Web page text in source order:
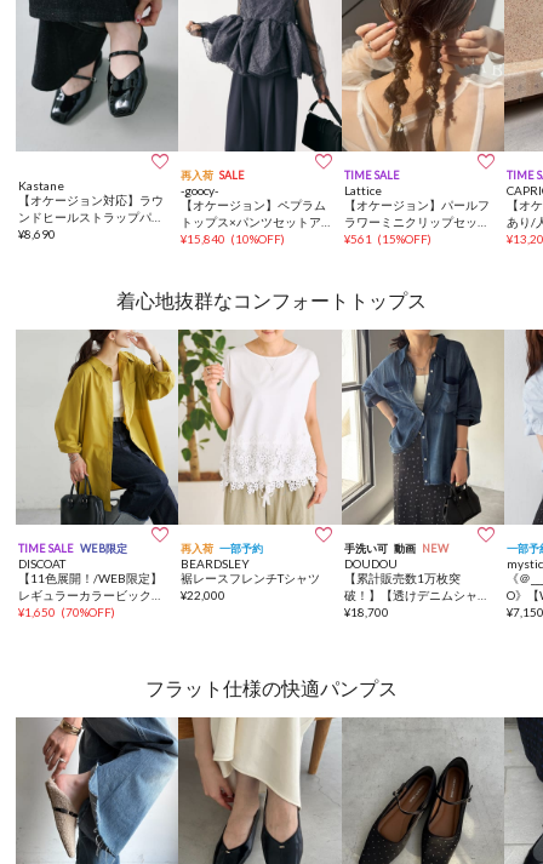

Kastane
【オケージョン対応】ラウ
ンドヒールストラップパン
プス
¥8,690
再入荷 SALE 
-goocy-
【オケージョン】ペプラム
トップス×パンツセットア
ップ
¥15,840 (10%OFF)
TIME SALE 
Lattice
【オケージョン】パールフ
ラワーミニクリップセット
(9P)
¥561 (15%OFF)
TIME
【オ
あり/
ール
¥
着心地抜群なコンフォートトップス
TIME SALE WEB限定 
DISCOAT
【11色展開！/WEB限定】
レギュラーカラービックシ
ャツ
¥1,650 (70%OFF)
再入荷 一部予約 
BEARDSLEY
裾レースフレンチTシャツ
¥22,000
手洗い可 動画 NEW 
DOUDOU
【累計販売数1万枚突
破！】【透けデニムシャ
ツ】袖リブシアーデニムシ
¥18,700
一部予
mystic
《＠
O》
NK】
¥
フラット仕様の快適パンプス